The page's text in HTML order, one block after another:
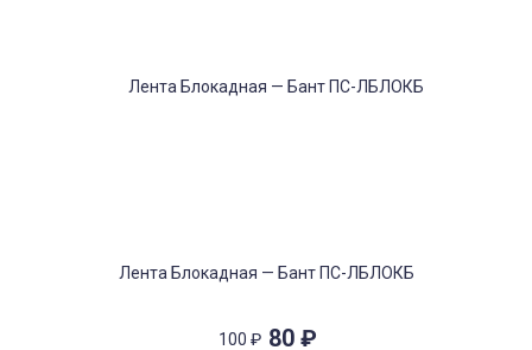
Лента Блокадная — Бант ПС-ЛБЛОКБ
100 ₽ 80 ₽